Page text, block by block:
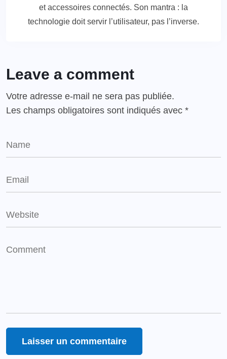
et accessoires connectés. Son mantra : la
technologie doit servir l’utilisateur, pas l’inverse.
Leave a comment
Votre adresse e-mail ne sera pas publiée.
Les champs obligatoires sont indiqués avec *